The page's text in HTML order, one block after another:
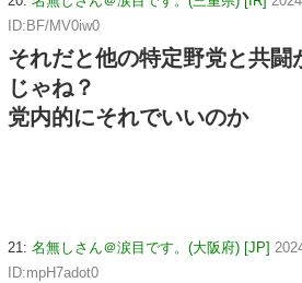
ID:BF/MV0iw0
それだと他の特定野党と共闘
じゃね？
党内的にそれでいいのか
21: 名無しさん＠涙目です。(大阪府) [JP]
ID:mpH7adot0